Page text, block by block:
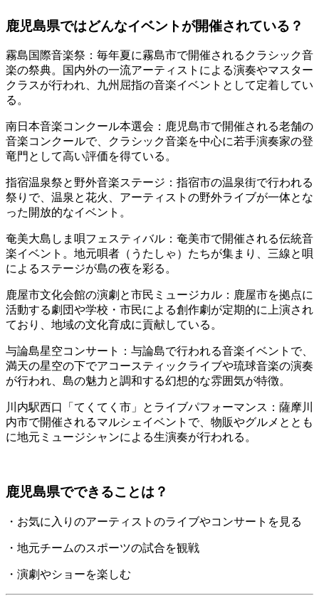
鹿児島県ではどんなイベントが開催されている？
霧島国際音楽祭：毎年夏に霧島市で開催されるクラシック音
楽の祭典。国内外の一流アーティストによる演奏やマスター
クラスが行われ、九州屈指の音楽イベントとして定着してい
る。
南日本音楽コンクール本選会：鹿児島市で開催される老舗の
音楽コンクールで、クラシック音楽を中心に若手演奏家の登
竜門として高い評価を得ている。
指宿温泉祭と野外音楽ステージ：指宿市の温泉街で行われる
祭りで、温泉と花火、アーティストの野外ライブが一体とな
った開放的なイベント。
奄美大島しま唄フェスティバル：奄美市で開催される伝統音
楽イベント。地元唄者（うたしゃ）たちが集まり、三線と唄
によるステージが島の夜を彩る。
鹿屋市文化会館の演劇と市民ミュージカル：鹿屋市を拠点に
活動する劇団や学校・市民による創作劇が定期的に上演され
ており、地域の文化育成に貢献している。
与論島星空コンサート：与論島で行われる音楽イベントで、
満天の星空の下でアコースティックライブや琉球音楽の演奏
が行われ、島の魅力と調和する幻想的な雰囲気が特徴。
川内駅西口「てくてく市」とライブパフォーマンス：薩摩川
内市で開催されるマルシェイベントで、物販やグルメととも
に地元ミュージシャンによる生演奏が行われる。
鹿児島県でできることは？
・お気に入りのアーティストのライブやコンサートを見る
・地元チームのスポーツの試合を観戦
・演劇やショーを楽しむ